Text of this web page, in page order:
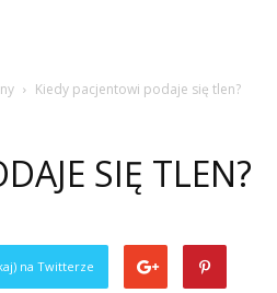
Kiedy pacjentowi podaje się tlen?
SIĘ TLEN?
na Twitterze